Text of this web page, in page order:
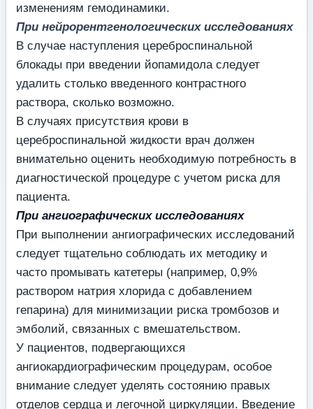
изменениям гемодинамики.
При нейрорентгенологических исследованиях
В случае наступления цереброспинальной
блокады при введении йопамидола следует
удалить столько введенного контрастного
раствора, сколько возможно.
В случаях присутствия крови в
цереброспинальной жидкости врач должен
внимательно оценить необходимую потребность в
диагностической процедуре с учетом риска для
пациента.
При ангиографических исследованиях
При выполнении ангиографических исследований
следует тщательно соблюдать их методику и
часто промывать катетеры (например, 0,9%
раствором натрия хлорида с добавлением
гепарина) для минимизации риска тромбозов и
эмболий, связанных с вмешательством.
У пациентов, подвергающихся
ангиокардиографическим процедурам, особое
внимание следует уделять состоянию правых
отделов сердца и легочной циркуляции. Введение